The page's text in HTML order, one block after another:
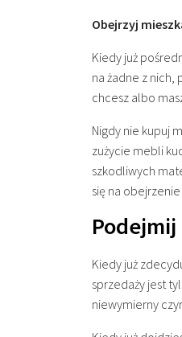
Obejrzyj
Kiedy już
na żadne z nich,
chcesz albo
Nigdy nie kupuj
zużycie mebli
szkodliwych
się na
Kiedy już
sprzedaży jest
niewymierny